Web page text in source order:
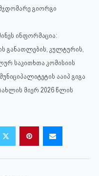
გიორგი
ინფორმაცია:
განათლების, კულტურის,
საკითხთა კომისიის
ააიპ გიგა
მიერ 2026 წლის